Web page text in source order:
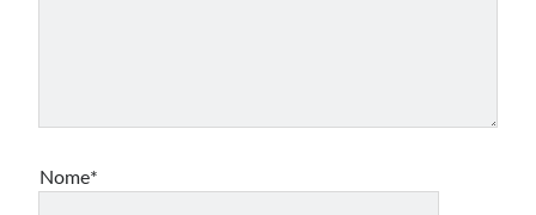
Nome*